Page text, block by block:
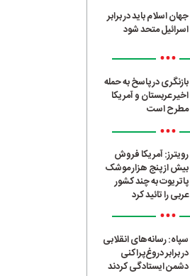
جهان اسلام باید در برابر
اسرائیل متحد شود
•••
بازنگری در پاسخ به حمله
اخیر عربستان و آمریکا
مطرح است
•••
رویترز: آمریکا فروش
بیش از پنج هزار موشک
پاتریوت به چند کشور
عربی را تائید کرد
•••
سپاه: رسانه‌های انقلابی
در برابر دروغ‌پراکنی
دشمن ایستادگی کردند